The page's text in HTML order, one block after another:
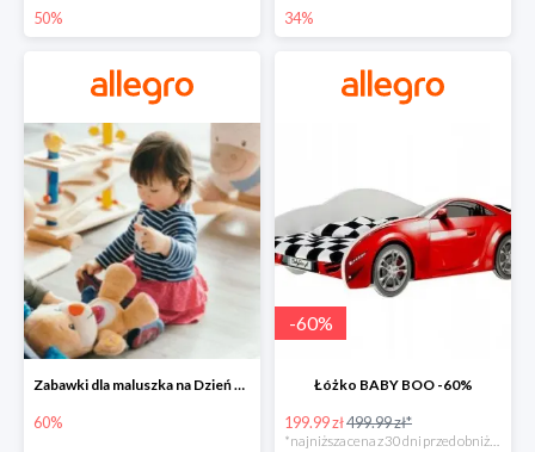
50% 34%
Zabawki dla maluszka na Dzień Dziecka na Allegro do -60%
60%
-60%
Łóżko BABY BOO -60%
199.99 zł499.99 zł*
*najniższa cena z 30 dni przed obniżką